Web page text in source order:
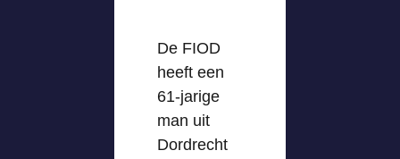
De FIOD
heeft een
61-jarige
man uit
Dordrecht